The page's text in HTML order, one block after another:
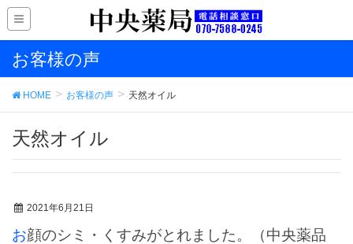
お客様の声
HOME お客様の声 天然オイル
天然オイル
2021年6月21日
お顔のシミ・くすみがとれました。（中央薬品